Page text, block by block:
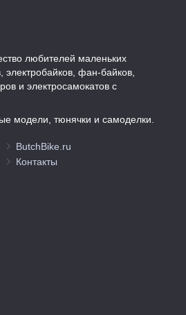
любителей маленьких
фан-байков,
и электросамокатов с
модели, тюнячки и самоделки.
ButchBike.ru
Контакты